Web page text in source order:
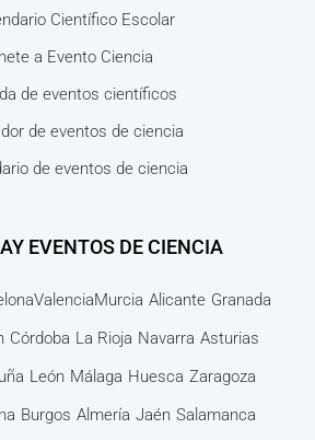
Científico Escolar
a Evento Ciencia
de eventos científicos
de eventos de ciencia
de eventos de ciencia
EVENTOS DE CIENCIA
ValenciaMurcia Alicante Granada
Córdoba La Rioja Navarra Asturias
León Málaga Huesca Zaragoza
Burgos Almería Jaén Salamanca